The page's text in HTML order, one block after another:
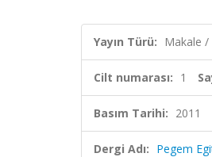
Yayın Türü: Makale
Cilt numarası: 1
Basım Tarihi: 2011
Dergi Adı: Pegem